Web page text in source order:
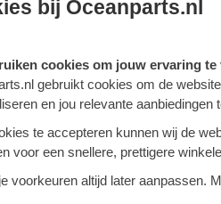
dempers.
behoeften van een
is ons doel om het beste
onze experts elke
en kunnen zonder
De meeste uitlaatsystemen en
geleverd met EU certificaten
op het hoogste niveau. Wij
bij Oceanparts.nl
cookies om jouw ervaring te
gebruikt cookies om de
en jou relevante aanbiedingen
te accepteren kunnen wij de
voor een snellere, prettigere
voorkeuren altijd later aanpassen.